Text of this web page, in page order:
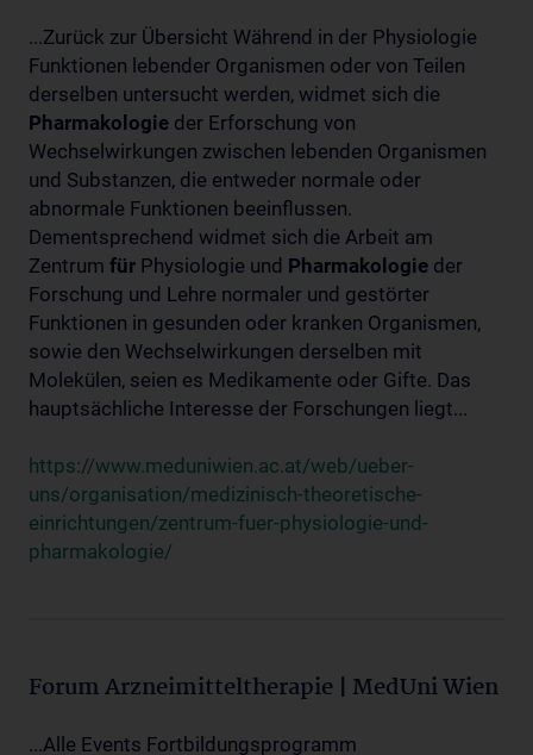
...Zurück zur Übersicht Während in der Physiologie
Funktionen lebender Organismen oder von Teilen
derselben untersucht werden, widmet sich die
Pharmakologie der Erforschung von
Wechselwirkungen zwischen lebenden Organismen
und Substanzen, die entweder normale oder
abnormale Funktionen beeinflussen.
Dementsprechend widmet sich die Arbeit am
Zentrum für Physiologie und Pharmakologie der
Forschung und Lehre normaler und gestörter
Funktionen in gesunden oder kranken Organismen,
sowie den Wechselwirkungen derselben mit
Molekülen, seien es Medikamente oder Gifte. Das
hauptsächliche Interesse der Forschungen liegt...
https://www.meduniwien.ac.at/web/ueber-
uns/organisation/medizinisch-theoretische-
einrichtungen/zentrum-fuer-physiologie-und-
pharmakologie/
Forum Arzneimitteltherapie | MedUni Wien
...Alle Events Fortbildungsprogramm